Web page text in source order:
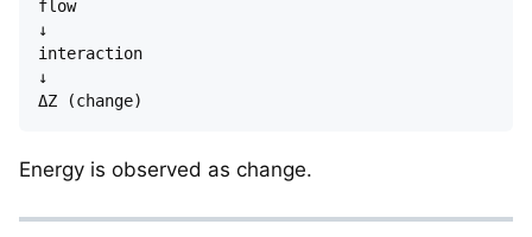
flow
↓
interaction
↓
Energy is observed as change.